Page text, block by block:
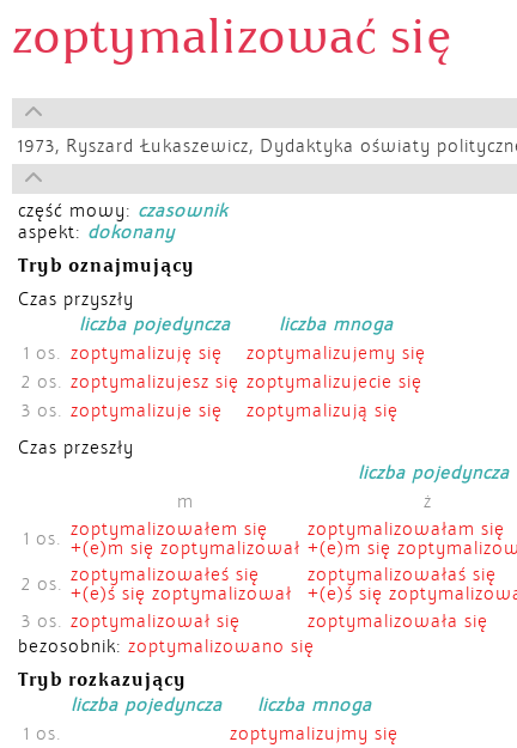
zoptymalizować się
1973, Ryszard Łukaszewicz, Dydaktyka oświaty
część mowy: czasownik
aspekt: dokonany
Tryb oznajmujący
Czas przyszły
liczba pojedyncza
liczba mnoga
1 os. zoptymalizuję się
zoptymalizujemy się
2 os. zoptymalizujesz się zoptymalizujecie się
3 os. zoptymalizuje się
zoptymalizują się
Czas przeszły
liczba pojedyncza
m
ż
1 os. zoptymalizowałem się
+(e)m się zoptymalizował
zoptymalizowałam się
+(e)m się
2 os. zoptymalizowałeś się
+(e)ś się zoptymalizował
zoptymalizowałaś się
+(e)ś się
3 os. zoptymalizował się zoptymalizowała się
bezosobnik: zoptymalizowano się
Tryb rozkazujący
liczba pojedyncza
liczba mnoga
1 os.
zoptymalizujmy się